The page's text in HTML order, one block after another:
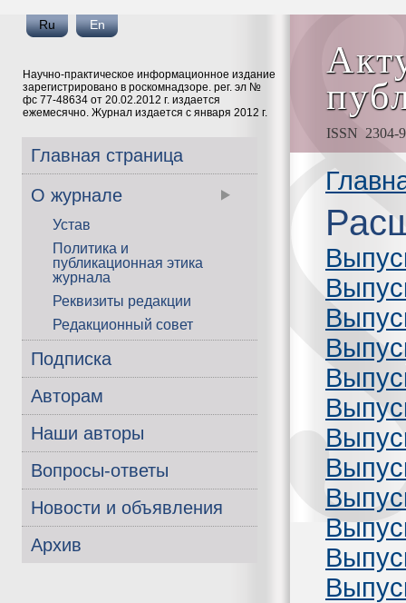
En
Ru
Научно-практическое информационное издание
зарегистрировано в роскомнадзоре. рег. эл №
фс 77-48634 от 20.02.2012 г. издается
ежемесячно. Журнал издается с января 2012 г.
Главная страница
О журнале
Устав
Политика и
публикационная этика
журнала
Реквизиты редакции
Редакционный совет
Подписка
Авторам
Наши авторы
Вопросы-ответы
Новости и объявления
Архив
ISSN 2304-